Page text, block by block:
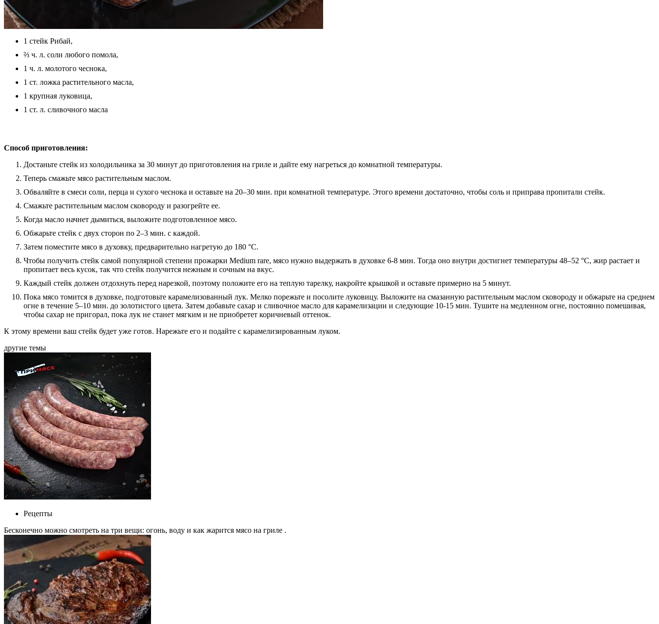
1 стейк Рибай,
⅔ ч. л. соли любого помола,
1 ч. л. молотого чеснока,
1 ст. ложка растительного масла,
1 крупная луковица,
1 ст. л. сливочного масла
Способ приготовления:
Достаньте стейк из холодильника за 30 минут до приготовления на гриле и дайте ему нагреться до комнатной температуры.
Теперь смажьте мясо растительным маслом.
Обваляйте в смеси соли, перца и сухого чеснока и оставьте на 20–30 мин. при комнатной температуре. Этого времени достаточно, чтобы соль и приправа пропитали стейк.
Смажьте растительным маслом сковороду и разогрейте ее.
Когда масло начнет дымиться, выложите подготовленное мясо.
Обжарьте стейк с двух сторон по 2–3 мин. с каждой.
Затем поместите мясо в духовку, предварительно нагретую до 180 °C.
Чтобы получить стейк самой популярной степени прожарки Medium rare, мясо нужно выдержать в духовке 6-8 мин. Тогда оно внутри достигнет температуры 48–52 °C, жир растает и
пропитает весь кусок, так что стейк получится нежным и сочным на вкус.
Каждый стейк должен отдохнуть перед нарезкой, поэтому положите его на теплую тарелку, накройте крышкой и оставьте примерно на 5 минут.
Пока мясо томится в духовке, подготовьте карамелизованный лук. Мелко порежьте и посолите луковицу. Выложите на смазанную растительным маслом сковороду и обжарьте на среднем
огне в течение 5–10 мин. до золотистого цвета. Затем добавьте сахар и сливочное масло для карамелизации и следующие 10-15 мин. Тушите на медленном огне, постоянно помешивая,
чтобы сахар не пригорал, пока лук не станет мягким и не приобретет коричневый оттенок.
К этому времени ваш стейк будет уже готов. Нарежьте его и подайте с карамелизированным луком.
другие темы
Рецепты
Бесконечно можно смотреть на три вещи: огонь, воду и как жарится мясо на гриле .